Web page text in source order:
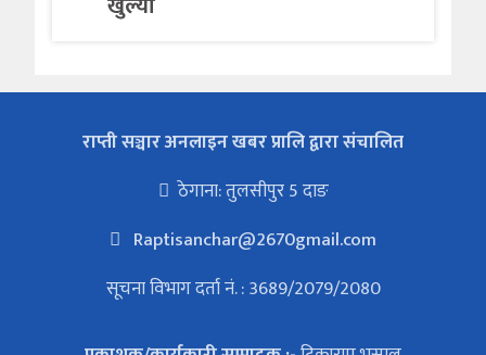
राप्ती सञ्चार अनलाइन खबर प्रालि द्वारा संचालित
ठेगाना: तुलसीपुर 5 दाङ
Raptisanchar@2670gmail.com
सूचना विभाग दर्ता नं. : 3689/2079/2080